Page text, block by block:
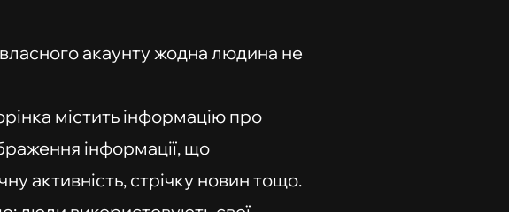
акаунту жодна людина не
містить інформацію про
інформації, що
активність, стрічку новин тощо.